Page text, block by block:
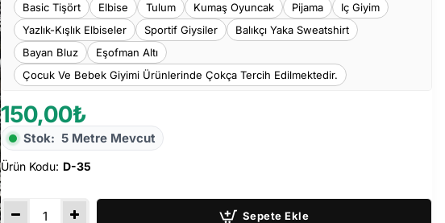
Basic Tişört Elbise Tulum Kumaş Oyuncak Pijama
Iç Giyim
Yazlık-Kışlık Elbiseler
Sportif Giysiler
Balıkçı Yaka Sweatshirt
Bayan Bluz
Eşofman Altı
Çocuk Ve Bebek Giyimi Ürünlerinde Çokça Tercih Edilmektedir.
150,00₺
Stok: 5 Metre Mevcut
Ürün Kodu: D-35
Sepete Ekle